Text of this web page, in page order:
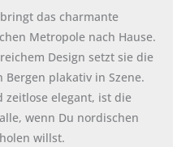
bringt das charmante
Metropole nach Hause.
Design setzt sie die
plakativ in Szene.
zeitlose elegant, ist die
wenn Du nordischen
willst.